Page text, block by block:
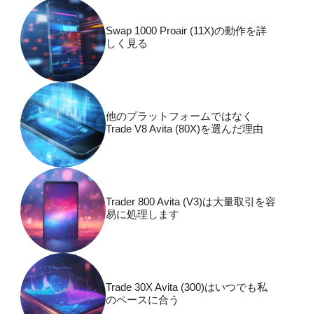
Swap 1000 Proair (11X)の動作を詳
しく見る
他のプラットフォームではなく
Trade V8 Avita (80X)を選んだ理由
Trader 800 Avita (V3)は大量取引を容
易に処理します
Trade 30X Avita (300)はいつでも私
のペースに合う